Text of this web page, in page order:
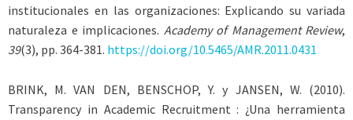
institucionales en las organizaciones: Explicando su variada
naturaleza e implicaciones. Academy of Management Review,
39(3), pp. 364-381. https://doi.org/10.5465/AMR.2011.0431
BRINK, M. VAN DEN, BENSCHOP, Y. y JANSEN, W. (2010).
Transparency in Academic Recruitment : ¿Una herramienta